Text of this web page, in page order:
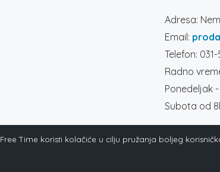
Adresa:
Email:
Telefon:
Radno
Ponedeljak
Subota od
Free Time koristi kolačiće u cilju pružanja boljeg